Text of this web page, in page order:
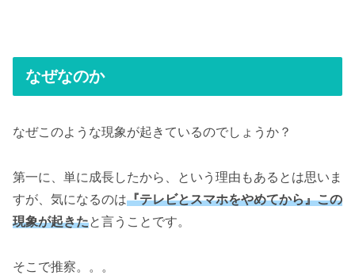
なぜなのか
なぜこのような現象が起きているのでしょうか？
第一に、単に成長したから、という理由もあるとは思いま
すが、気になるのは『テレビとスマホをやめてから』この
現象が起きたと言うことです。
そこで推察。。。